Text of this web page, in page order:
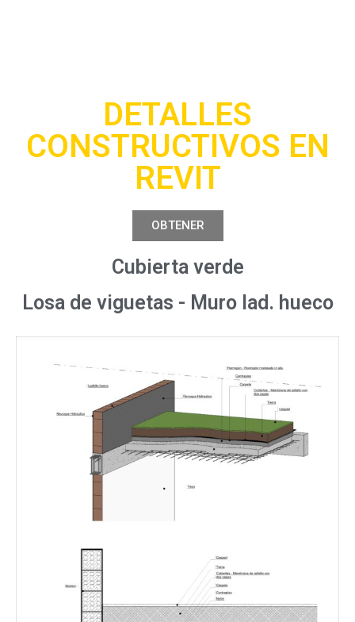
DETALLES
CONSTRUCTIVOS EN
REVIT
OBTENER
Cubierta verde
Losa de viguetas - Muro lad. hueco